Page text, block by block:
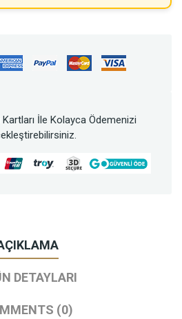
İle Kolayca Ödemenizi
DETAYLARI
(0)